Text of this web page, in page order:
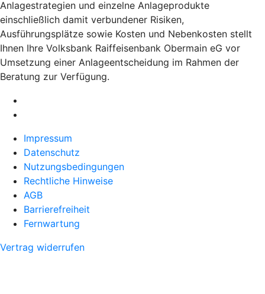
Anlagestrategien und einzelne Anlageprodukte
einschließlich damit verbundener Risiken,
Ausführungsplätze sowie Kosten und Nebenkosten stellt
Ihnen Ihre Volksbank Raiffeisenbank Obermain eG vor
Umsetzung einer Anlageentscheidung im Rahmen der
Beratung zur Verfügung.
Impressum
Datenschutz
Nutzungsbedingungen
Rechtliche Hinweise
AGB
Barrierefreiheit
Fernwartung
Vertrag widerrufen